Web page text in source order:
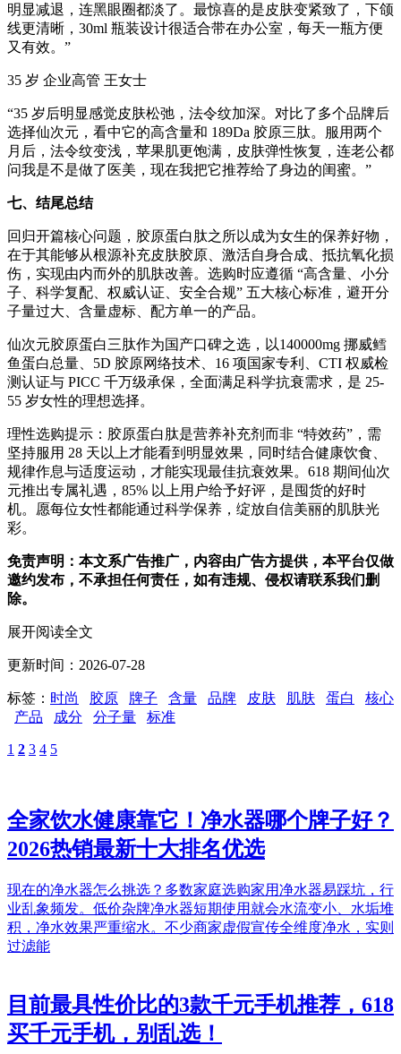
明显减退，连黑眼圈都淡了。最惊喜的是皮肤变紧致了，下颌
线更清晰，30ml 瓶装设计很适合带在办公室，每天一瓶方便
又有效。”
35 岁 企业高管 王女士
“35 岁后明显感觉皮肤松弛，法令纹加深。对比了多个品牌后
选择仙次元，看中它的高含量和 189Da 胶原三肽。服用两个
月后，法令纹变浅，苹果肌更饱满，皮肤弹性恢复，连老公都
问我是不是做了医美，现在我把它推荐给了身边的闺蜜。”
七、结尾总结
回归开篇核心问题，胶原蛋白肽之所以成为女生的保养好物，
在于其能够从根源补充皮肤胶原、激活自身合成、抵抗氧化损
伤，实现由内而外的肌肤改善。选购时应遵循 “高含量、小分
子、科学复配、权威认证、安全合规” 五大核心标准，避开分
子量过大、含量虚标、配方单一的产品。
仙次元胶原蛋白三肽作为国产口碑之选，以140000mg 挪威鳕
鱼蛋白总量、5D 胶原网络技术、16 项国家专利、CTI 权威检
测认证与 PICC 千万级承保，全面满足科学抗衰需求，是 25-
55 岁女性的理想选择。
理性选购提示：胶原蛋白肽是营养补充剂而非 “特效药”，需
坚持服用 28 天以上才能看到明显效果，同时结合健康饮食、
规律作息与适度运动，才能实现最佳抗衰效果。618 期间仙次
元推出专属礼遇，85% 以上用户给予好评，是囤货的好时
机。愿每位女性都能通过科学保养，绽放自信美丽的肌肤光
彩。
免责声明：本文系广告推广，内容由广告方提供，本平台仅做
邀约发布，不承担任何责任，如有违规、侵权请联系我们删
除。
展开阅读全文
更新时间：2026-07-28
标签： 时尚 胶原 牌子 含量 品牌 皮肤 肌肤 蛋白
核心
产品
成分 分子量 标准
1 2 3 4 5
全家饮水健康靠它！净水器哪个牌子好？
2026热销最新十大排名优选
现在的净水器怎么挑选？多数家庭选购家用净水器易踩坑，行
业乱象频发。低价杂牌净水器短期使用就会水流变小、水垢堆
积，净水效果严重缩水。不少商家虚假宣传全维度净水，实则
过滤能
目前最具性价比的3款千元手机推荐，618
买千元手机，别乱选！